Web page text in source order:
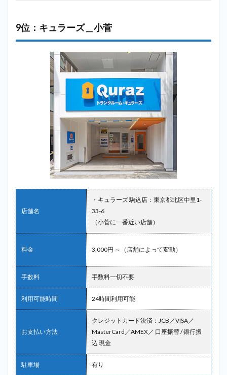
9位：キュラーズ＿小菅
店舗名
・キュラーズ 駒込店：東京都北区中里1-
33-6
（小菅に一番近い店舗）
料金 3,000円 ～（店舗によって変動）
手数料 手数料一切不要
利用可能時間 24時間利用可能
お支払い方法
クレジットカード決済：JCB／VISA／
MasterCard／AMEX／ 口座振替 / 銀行振
込 現金
駐車場 有り